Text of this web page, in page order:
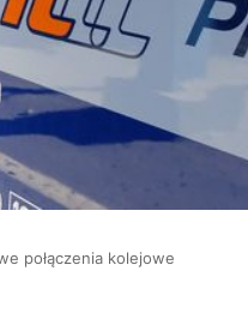
połączenia kolejowe